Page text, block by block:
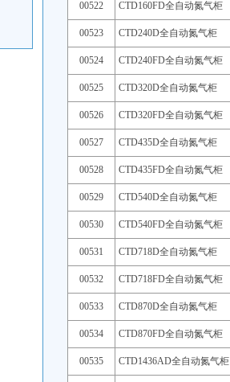
00522 CTD160FD全自动氮气柜
00523 CTD240D全自动氮气柜
00524 CTD240FD全自动氮气柜
00525 CTD320D全自动氮气柜
00526 CTD320FD全自动氮气柜
00527 CTD435D全自动氮气柜
00528 CTD435FD全自动氮气柜
00529 CTD540D全自动氮气柜
00530 CTD540FD全自动氮气柜
00531 CTD718D全自动氮气柜
00532 CTD718FD全自动氮气柜
00533 CTD870D全自动氮气柜
00534 CTD870FD全自动氮气柜
00535 CTD1436AD全自动氮气柜